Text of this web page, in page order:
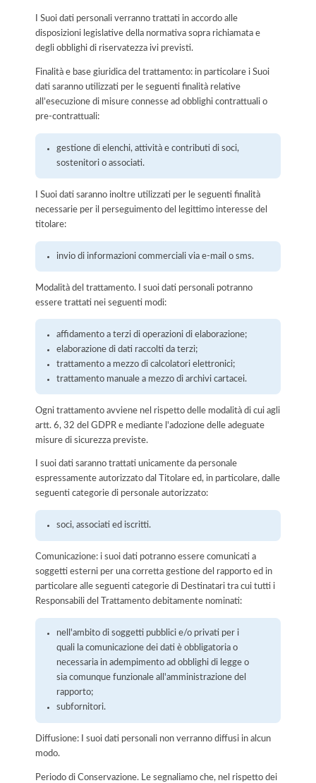
I Suoi dati personali verranno trattati in accordo alle
disposizioni legislative della normativa sopra richiamata e
degli obblighi di riservatezza ivi previsti.
Finalità e base giuridica del trattamento: in particolare i Suoi
dati saranno utilizzati per le seguenti finalità relative
all’esecuzione di misure connesse ad obblighi contrattuali o
pre-contrattuali:
gestione di elenchi, attività e contributi di soci,
sostenitori o associati.
I Suoi dati saranno inoltre utilizzati per le seguenti finalità
necessarie per il perseguimento del legittimo interesse del
titolare:
invio di informazioni commerciali via e-mail o sms.
Modalità del trattamento. I suoi dati personali potranno
essere trattati nei seguenti modi:
affidamento a terzi di operazioni di elaborazione;
elaborazione di dati raccolti da terzi;
trattamento a mezzo di calcolatori elettronici;
trattamento manuale a mezzo di archivi cartacei.
Ogni trattamento avviene nel rispetto delle modalità di cui agli
artt. 6, 32 del GDPR e mediante l'adozione delle adeguate
misure di sicurezza previste.
I suoi dati saranno trattati unicamente da personale
espressamente autorizzato dal Titolare ed, in particolare, dalle
seguenti categorie di personale autorizzato:
soci, associati ed iscritti.
Comunicazione: i suoi dati potranno essere comunicati a
soggetti esterni per una corretta gestione del rapporto ed in
particolare alle seguenti categorie di Destinatari tra cui tutti i
Responsabili del Trattamento debitamente nominati:
nell'ambito di soggetti pubblici e/o privati per i
quali la comunicazione dei dati è obbligatoria o
necessaria in adempimento ad obblighi di legge o
sia comunque funzionale all'amministrazione del
rapporto;
subfornitori.
Diffusione: I suoi dati personali non verranno diffusi in alcun
modo.
Periodo di Conservazione. Le segnaliamo che, nel rispetto dei